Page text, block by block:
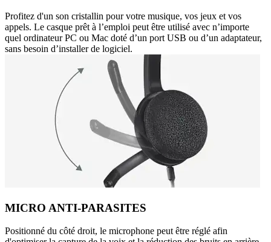
Profitez d'un son cristallin pour votre musique, vos jeux et vos
appels. Le casque prêt à l’emploi peut être utilisé avec n’importe
quel ordinateur PC ou Mac doté d’un port USB ou d’un adaptateur,
sans besoin d’installer de logiciel.
MICRO ANTI-PARASITES
Positionné du côté droit, le microphone peut être réglé afin